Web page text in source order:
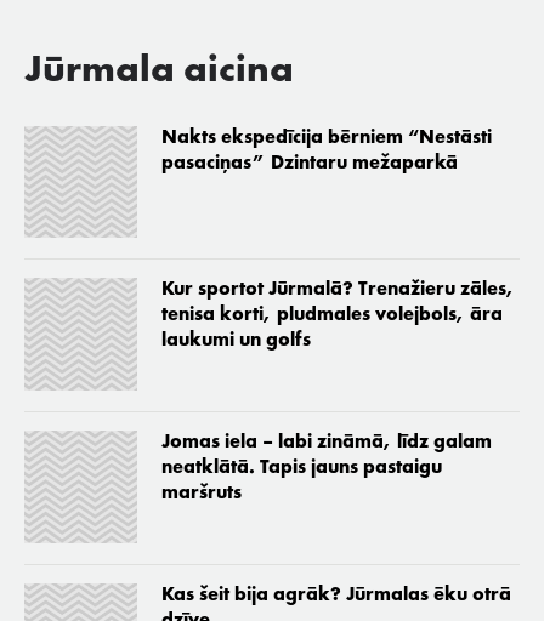
Jūrmala aicina
Nakts ekspedīcija bērniem “Nestāsti
pasaciņas” Dzintaru mežaparkā
Kur sportot Jūrmalā? Trenažieru zāles,
tenisa korti, pludmales volejbols, āra
laukumi un golfs
Jomas iela – labi zināmā, līdz galam
neatklātā. Tapis jauns pastaigu
maršruts
Kas šeit bija agrāk? Jūrmalas ēku otrā